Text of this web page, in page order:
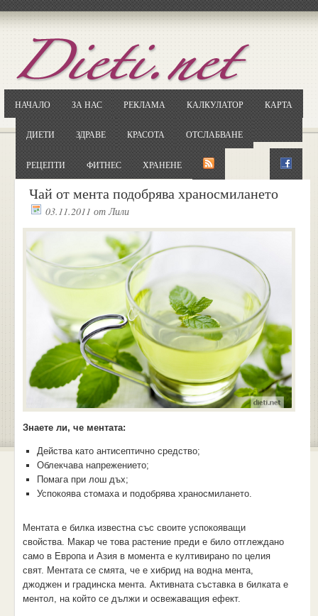
НАЧАЛО ЗА НАС РЕКЛАМА КАЛКУЛАТОР КАРТА
ДИЕТИ ЗДРАВЕ КРАСОТА ОТСЛАБВАНЕ
РЕЦЕПТИ ФИТНЕС ХРАНЕНЕ
Чай от мента подобрява храносмилането
03.11.2011 отЛили
Знаете ли, че ментата:
Действа като антисептично средство;
Облекчава напрежението;
Помага при лош дъх;
Успокоява стомаха и подобрява храносмилането.
Ментата е билка известна със своите успокояващи
свойства. Макар че това растение преди е било отглеждано
само в Европа и Азия в момента е култивирано по целия
свят. Ментата се смята, че е хибрид на водна мента,
джоджен и градинска мента. Активната съставка в билката е
ментол, на който се дължи и освежаващия ефект.
ОтворетеGoogle.bg
Потърсете "Cloxy"
Кликнете на първия резултат
... и я въведете в полето: